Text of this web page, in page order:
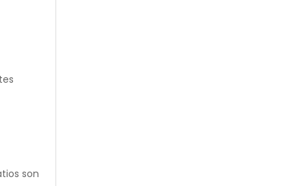
son